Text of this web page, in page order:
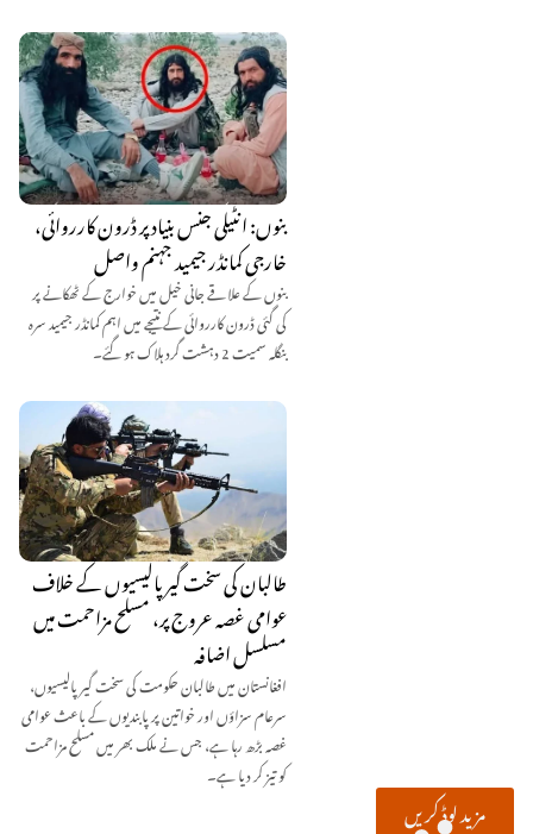
بنوں: انٹیلی جنس بنیاد پر ڈرون کارروائی،
خارجی کمانڈر جیمید جہنم واصل
بنوں کے علاقے جانی خیل میں خوارج کے ٹھکانے پر
کی گئی ڈرون کارروائی کے نتیجے میں اہم کمانڈر جیمید سرہ
بنگلہ سمیت 2 دہشت گرد ہلاک ہو گئے۔
طالبان کی سخت گیر پالیسیوں کے خلاف
عوامی غصہ عروج پر، مسلح مزاحمت میں
مسلسل اضافہ
افغانستان میں طالبان حکومت کی سخت گیر پالیسیوں،
سرعام سزاؤں اور خواتین پر پابندیوں کے باعث عوامی
غصہ بڑھ رہا ہے، جس نے ملک بھر میں مسلح مزاحمت
کو تیز کر دیا ہے۔
مزید لوڈ کریں